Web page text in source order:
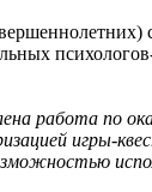
работа по
игры-